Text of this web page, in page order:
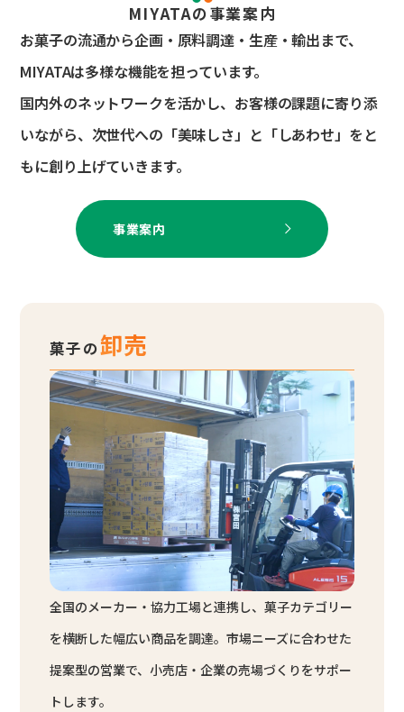
MIYATAの事業案内
事業案内
お菓子の流通から企画・原料調達・生産・輸出まで、
MIYATAは多様な機能を担っています。
国内外のネットワークを活かし、お客様の課題に寄り添
いながら、 次世代への「美味しさ」と「しあわせ」をと
もに創り上げていきます。
菓子の卸売
全国のメーカー・協力工場と連携し、菓子カテゴリー
を横断した幅広い商品を調達。市場ニーズに合わせた
提案型の営業で、小売店・企業の売場づくりをサポー
トします。